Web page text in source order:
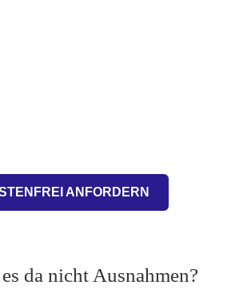
ANFORDERN
da nicht Ausnahmen?